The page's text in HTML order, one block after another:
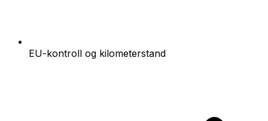
EU-kontroll og kilometerstand